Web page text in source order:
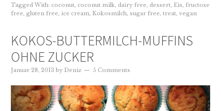
Tagged With: coconut, coconut milk, dairy free, dessert, Eis,fructose
free, gluten free, ice cream, Kokosmilch, sugar free,treat,vegan
KOKOS-BUTTERMILCH-MUFFINS
OHNE ZUCKER
Januar 28, 2013 byDeniz 5 Comments